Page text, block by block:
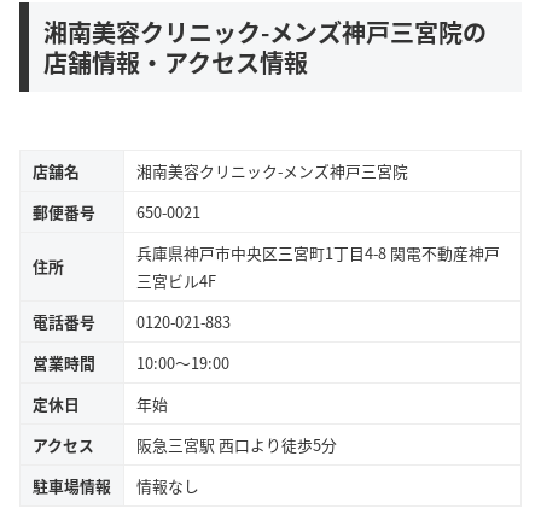
湘南美容クリニック-メンズ神戸三宮院の
店舗情報・アクセス情報
店舗名
湘南美容クリニック-メンズ神戸三宮院
郵便番号
650-0021
住所
兵庫県神戸市中央区三宮町1丁目4-8 関電不動産神戸
三宮ビル4F
電話番号
0120-021-883
営業時間
10:00～19:00
定休日
年始
アクセス
阪急三宮駅 西口より徒歩5分
駐車場情報
情報なし